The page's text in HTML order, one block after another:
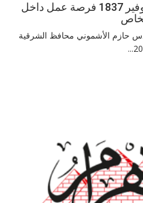
محافظ الشرقية:يعلن عن توفير 1837 فرصة عمل داخل
حازم الأشموني محافظ الشرقية